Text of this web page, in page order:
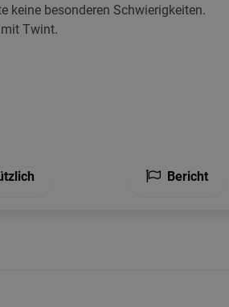
keine besonderen Schwierigkeiten.
Twint.
Bericht